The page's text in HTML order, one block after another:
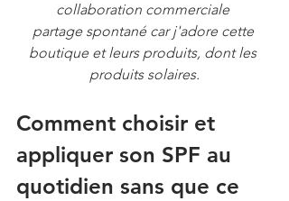
collaboration commerciale
partage spontané car j'adore cette
boutique et leurs produits, dont les
produits solaires.
Comment choisir et
appliquer son SPF au
quotidien sans que ce